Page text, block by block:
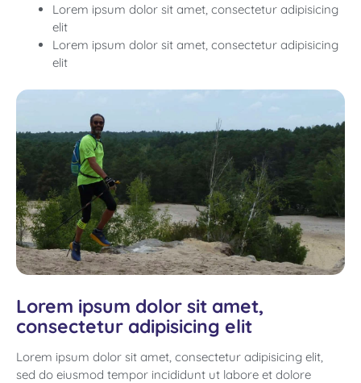
Lorem ipsum dolor sit amet, consectetur adipisicing
elit
Lorem ipsum dolor sit amet, consectetur adipisicing
elit
Lorem ipsum dolor sit amet,
consectetur adipisicing elit
Lorem ipsum dolor sit amet, consectetur adipisicing elit,
sed do eiusmod tempor incididunt ut labore et dolore